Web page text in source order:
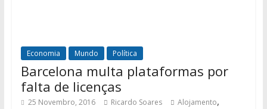
Economia Mundo Política
Barcelona multa plataformas por
falta de licenças
25 Novembro, 2016 Ricardo Soares Alojamento,